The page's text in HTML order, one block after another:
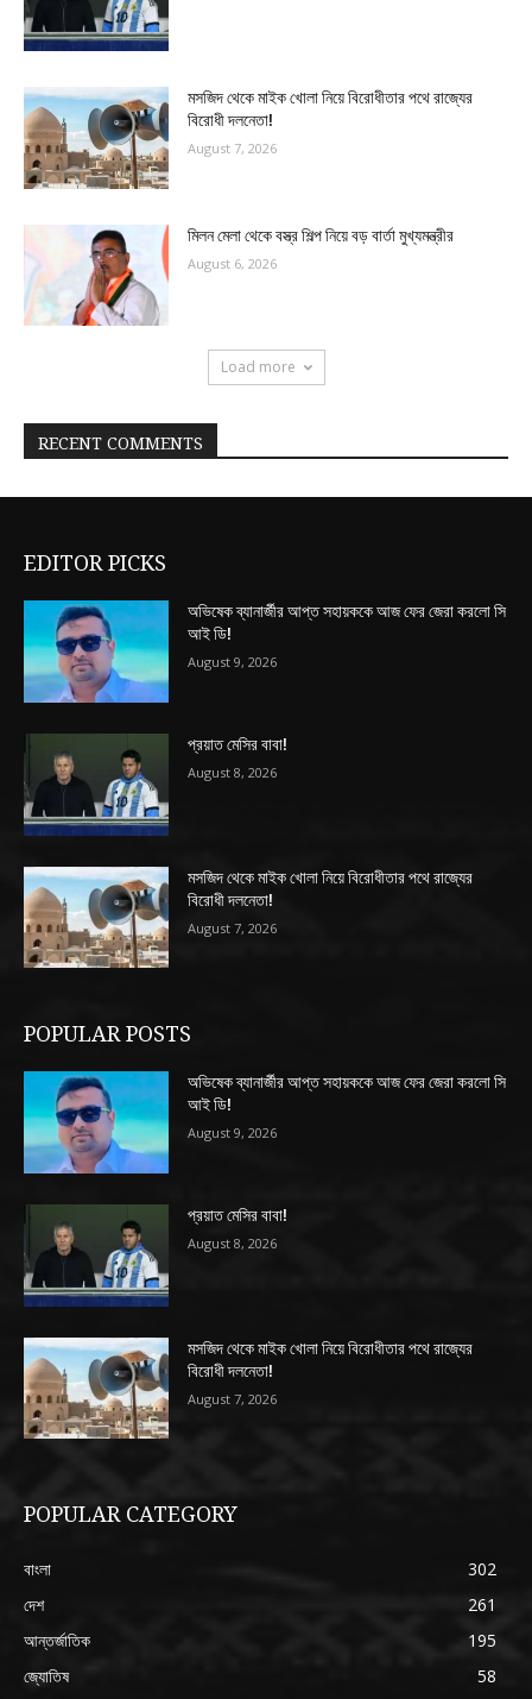
মসজিদ থেকে মাইক খোলা নিয়ে বিরোধীতার পথে রাজ্যের
বিরোধী দলনেতা!
August 7, 2026
মিলন মেলা থেকে বস্ত্র শিল্প নিয়ে বড় বার্তা মুখ্যমন্ত্রীর
August 6, 2026
Load more
RECENT COMMENTS
EDITOR PICKS
অভিষেক ব্যানার্জীর আপ্ত সহায়ককে আজ ফের জেরা করলো সি
আই ডি!
August 9, 2026
প্রয়াত মেসির বাবা!
August 8, 2026
মসজিদ থেকে মাইক খোলা নিয়ে বিরোধীতার পথে রাজ্যের
বিরোধী দলনেতা!
August 7, 2026
POPULAR POSTS
অভিষেক ব্যানার্জীর আপ্ত সহায়ককে আজ ফের জেরা করলো সি
আই ডি!
August 9, 2026
প্রয়াত মেসির বাবা!
August 8, 2026
মসজিদ থেকে মাইক খোলা নিয়ে বিরোধীতার পথে রাজ্যের
বিরোধী দলনেতা!
August 7, 2026
POPULAR CATEGORY
বাংলা
302
দেশ
261
আন্তর্জাতিক
195
জ্যোতিষ
58